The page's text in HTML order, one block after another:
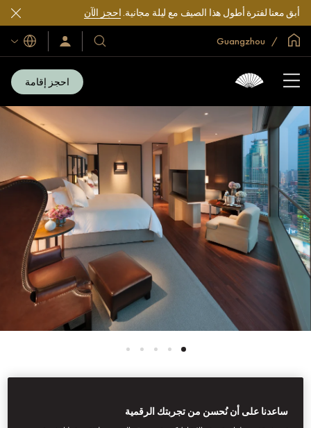
أبق معنا لفترة أطول هذا الصيف مع ليلة مجانية.احجز الآن
الصفحة الرئيسية العالمية
فنادقنا
ومنتجعاتنا
سجّل
الدخول/
اللغات
احجز إقامة
See All Rooms
ساعدنا على أن نُحسن من تجربتك الرقمية